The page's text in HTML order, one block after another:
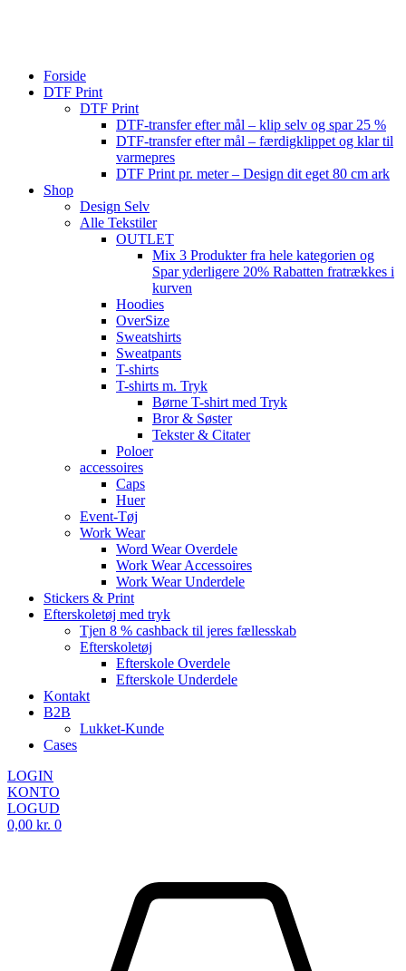
Forside
DTF Print
DTF Print
DTF-transfer efter mål – klip selv og spar 25 %
DTF-transfer efter mål – færdigklippet og klar til
varmepres
DTF Print pr. meter – Design dit eget 80 cm ark
Shop
Design Selv
Alle Tekstiler
OUTLET
Mix 3 Produkter fra hele kategorien og
Spar yderligere 20% Rabatten fratrækkes i
kurven
Hoodies
OverSize
Sweatshirts
Sweatpants
T-shirts
T-shirts m. Tryk
Børne T-shirt med Tryk
Bror & Søster
Tekster & Citater
Poloer
accessoires
Caps
Huer
Event-Tøj
Work Wear
Word Wear Overdele
Work Wear Accessoires
Work Wear Underdele
Stickers & Print
Efterskoletøj med tryk
Tjen 8 % cashback til jeres fællesskab
Efterskoletøj
Efterskole Overdele
Efterskole Underdele
Kontakt
B2B
Lukket-Kunde
Cases
LOGIN
KONTO
LOGUD
0,00 kr. 0